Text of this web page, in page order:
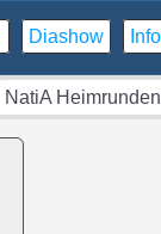
Diashow
NatiA